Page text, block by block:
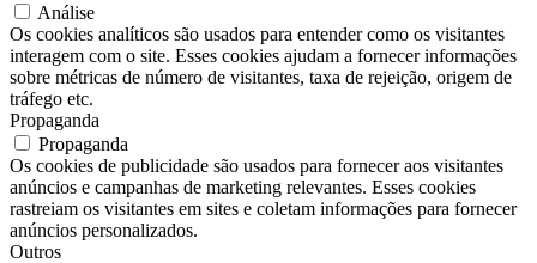
Análise
Os cookies analíticos são usados ​​para entender como os visitantes
interagem com o site. Esses cookies ajudam a fornecer informações
sobre métricas de número de visitantes, taxa de rejeição, origem de
tráfego etc.
Propaganda
Propaganda
Os cookies de publicidade são usados ​​para fornecer aos visitantes
anúncios e campanhas de marketing relevantes. Esses cookies
rastreiam os visitantes em sites e coletam informações para fornecer
anúncios personalizados.
Outros